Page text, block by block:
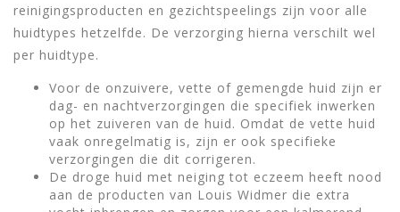
reinigingsproducten en gezichtspeelings zijn voor alle
huidtypes hetzelfde. De verzorging hierna verschilt wel
per huidtype.
Voor de onzuivere, vette of gemengde huid zijn er
dag- en nachtverzorgingen die specifiek inwerken
op het zuiveren van de huid. Omdat de vette huid
vaak onregelmatig is, zijn er ook specifieke
verzorgingen die dit corrigeren.
De droge huid met neiging tot eczeem heeft nood
aan de producten van Louis Widmer die extra